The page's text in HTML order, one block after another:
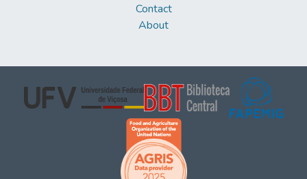
Contact
About